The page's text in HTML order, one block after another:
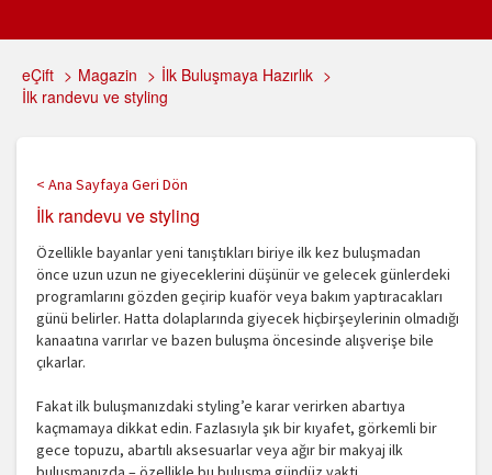
eÇift > Magazin > İlk Buluşmaya Hazırlık >
İlk randevu ve styling
< Ana Sayfaya Geri Dön
İlk randevu ve styling
Özellikle bayanlar yeni tanıştıkları biriye ilk kez buluşmadan
önce uzun uzun ne giyeceklerini düşünür ve gelecek günlerdeki
programlarını gözden geçirip kuaför veya bakım yaptıracakları
günü belirler. Hatta dolaplarında giyecek hiçbirşeylerinin olmadığı
kanaatına varırlar ve bazen buluşma öncesinde alışverişe bile
çıkarlar.
Fakat ilk buluşmanızdaki styling’e karar verirken abartıya
kaçmamaya dikkat edin. Fazlasıyla şık bir kıyafet, görkemli bir
gece topuzu, abartılı aksesuarlar veya ağır bir makyaj ilk